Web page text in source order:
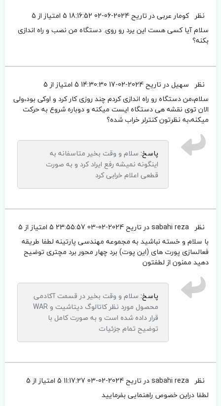
نظر کومار عربیدر تاریح 2024-06-02 18:16:52
5 امتیاز از 5
سلام آیا کسی هست این یرد رو روی. دستگاه من نصب و راه اندازی
بکنه؟
نظر سهیلدر تاریح 2024-02-17 14:30:30
5 امتیاز از 5
سلام،من دستگاه رو راه اندازی کردم چند روزی کار کرد و اوکی بود،ولی
الان توی نقشه هی دستگاه ایست میکنه و دوباره شروع به حرکت
میکنه،به نظرتون کنترلر خراب شده؟
پاسخ: سلام و وقت بخیر متاسفانه به
اینگونه نمیشه رفع ایراد کرد و به صورت
قطعی اعلام خرابی کرد
نظر sabahi rezaدر تاریح 2024-02-03 23:55:57
5 امتیاز از 5
با سلام و خسته نباشید به مجموعه مهندسی پارتینه لطفا طریقه
فعالسازی پورت های (این پوت) برد چهار محور برد مچتری توضیح
دهید ممنون از لطفتون
پاسخ: سلام و وقت بخیر در قسمت آکادمی
محصول مورد نظر کاتالوگ دیتاشیت و WAR
قرار داده شده است و به صورت کامل با
توضیح تمام جزئیات
نظر sabahi rezaدر تاریح 2024-02-03 11:17:27
5 امتیاز از 5
لطفا دراین خصوص راهنمایی بفرمایید